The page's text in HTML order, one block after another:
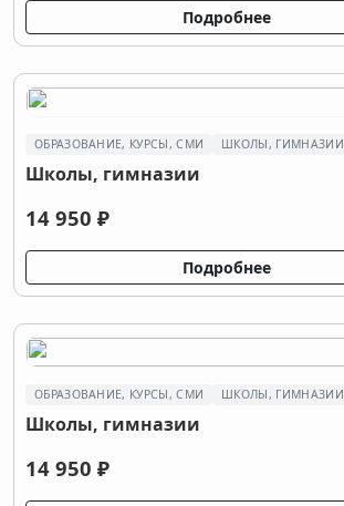
Подробнее
ОБРАЗОВАНИЕ, КУРСЫ, СМИ ШКОЛЫ, ГИМНАЗИИ
Школы, гимназии
14 950 ₽
Подробнее
ОБРАЗОВАНИЕ, КУРСЫ, СМИ ШКОЛЫ, ГИМНАЗИИ
Школы, гимназии
14 950 ₽